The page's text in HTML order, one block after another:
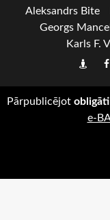
Aleksandrs Bite
Georgs
Karls F.
Pārpublicējot obligāti
e-